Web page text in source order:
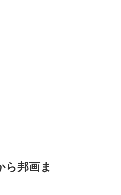
ら邦画ま